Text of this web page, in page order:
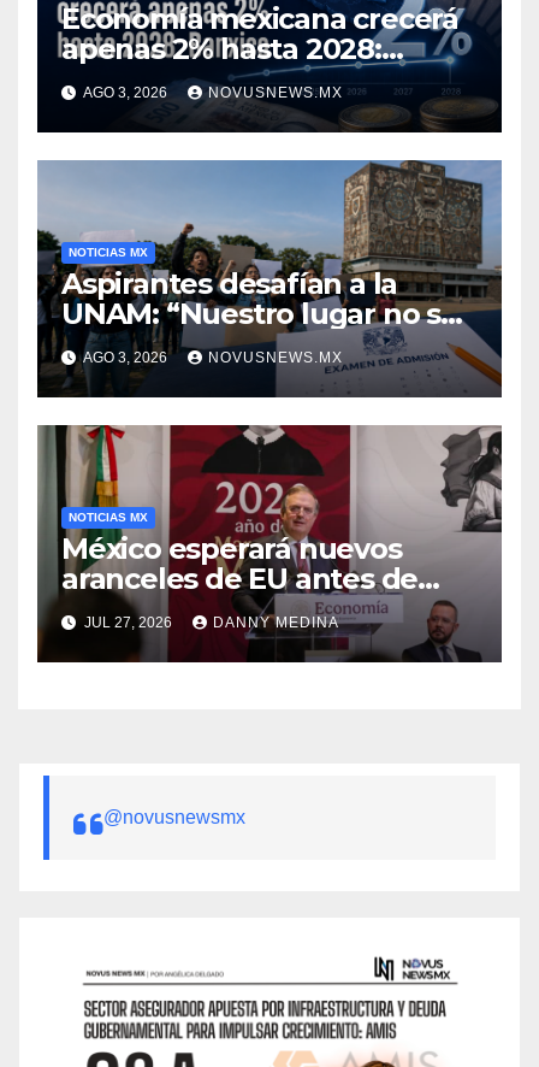
Economía mexicana crecerá
apenas 2% hasta 2028:
Banxico
AGO 3, 2026 NOVUSNEWS.MX
NOTICIAS MX
Aspirantes desafían a la
UNAM: “Nuestro lugar no se
negocia”
AGO 3, 2026 NOVUSNEWS.MX
NOTICIAS MX
México esperará nuevos
aranceles de EU antes de
volver a negociar el T-MEC:
Ebrard
JUL 27, 2026 DANNY MEDINA
@novusnewsmx